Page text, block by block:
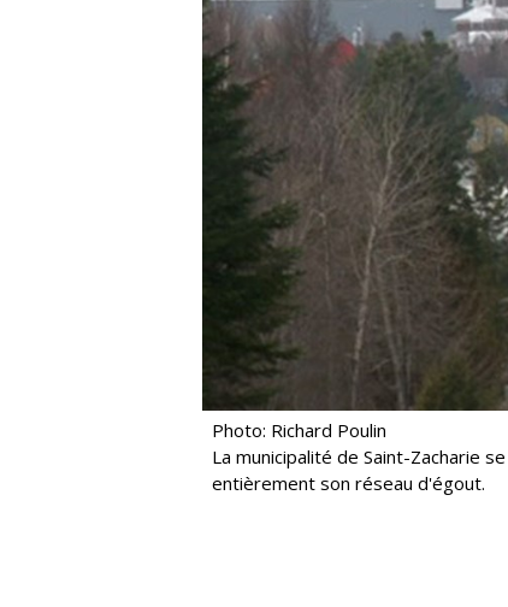
Photo: Richard Poulin
La municipalité de Saint-Zacharie
entièrement son réseau d'égout.